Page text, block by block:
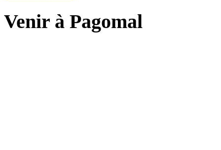
Venir à Pagomal